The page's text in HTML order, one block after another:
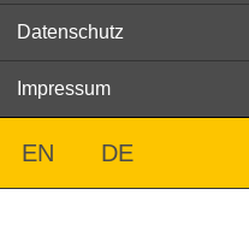
Datenschutz
Impressum
EN DE